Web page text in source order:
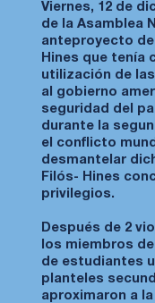
Viernes, 12 de
de la Asamblea
anteproyecto
Hines que tenía
utilización de
al gobierno
seguridad del
durante la
el conflicto
desmantelar
Filós- Hines
privilegios.
Después de 2
los miembros
de estudiantes
planteles
aproximaron a